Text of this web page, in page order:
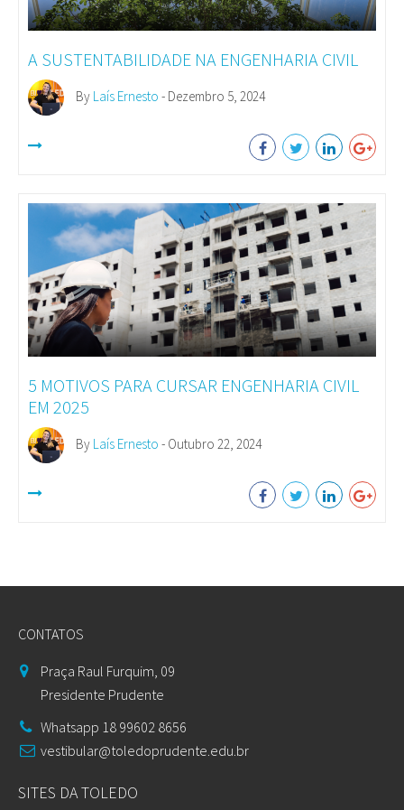
A SUSTENTABILIDADE NA ENGENHARIA CIVIL
By Laís Ernesto - Dezembro 5, 2024
5 MOTIVOS PARA CURSAR ENGENHARIA CIVIL
EM 2025
By Laís Ernesto - Outubro 22, 2024
CONTATOS
Praça Raul Furquim, 09
Presidente Prudente
Whatsapp 18 99602 8656
vestibular@toledoprudente.edu.br
SITES DA TOLEDO